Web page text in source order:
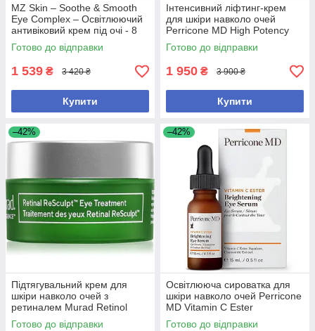
MZ Skin – Soothe & Smooth
Eye Complex – Освітлюючий
антивіковий крем під очі - 8
мл
Готово до відправки
1 539 ₴ 3 420 ₴
Купити
Інтенсивний ліфтинг-крем
для шкіри навколо очей
Perricone MD High Potency
Classics Firming Eye Lift
Готово до відправки
1 950 ₴ 3 900 ₴
Купити
–42%
Підтягувальний крем для
шкіри навколо очей з
ретиналем Murad Retinol
Resculpt Eye Treatment 15 мл
Готово до відправки
–42%
Освітлююча сироватка для
шкіри навколо очей Perricone
MD Vitamin C Ester
Brightening Eye Serum 15 мл
Готово до відправки